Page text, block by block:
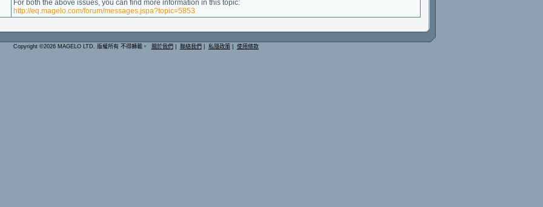
For both the above issues, you can find more information in this topic:
http://eq.magelo.com/forum/messages.jspa?topic=5853
Copyright ©2026 MAGELO LTD. 版權所有 不得轉載。 關於我們 聯絡我們 私隱政策| 使用條款